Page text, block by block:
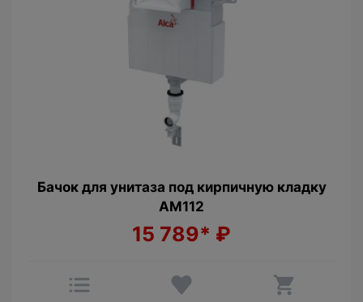
Бачок для унитаза под кирпичную кладку
AM112
15 789* ₽